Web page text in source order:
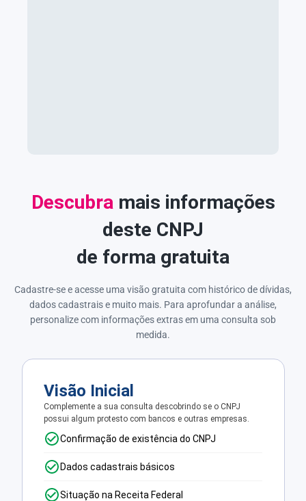
Descubramais informações
deste CNPJ
de forma gratuita
Cadastre-se e acesse uma visão gratuita com histórico de dívidas,
dados cadastrais e muito mais. Para aprofundar a análise,
personalize com informações extras em uma consulta sob
medida.
Visão Inicial
Complemente a sua consulta descobrindo se o CNPJ
possui algum protesto com bancos e outras empresas.
Confirmação de existência do CNPJ
Dados cadastrais básicos
Situação na Receita Federal